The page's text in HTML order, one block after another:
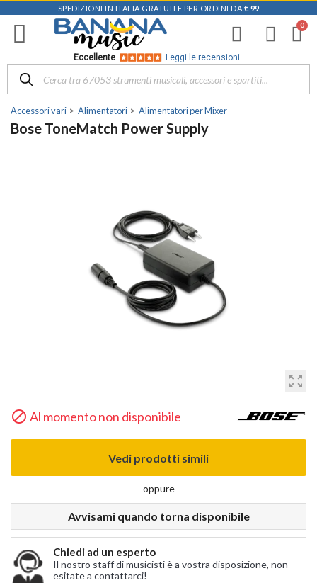
SPEDIZIONI IN ITALIA GRATUITE PER ORDINI DA € 99
Eccellente Leggi le recensioni
Accessori vari Alimentatori Alimentatori per Mixer
Bose ToneMatch Power Supply
zoom_out_map
 Al momento non disponibile
Vedi prodotti simili
oppure
Avvisami quando torna disponibile
Chiedi ad un esperto
Il nostro staff di musicisti è a vostra disposizione, non
esitate a contattarci!